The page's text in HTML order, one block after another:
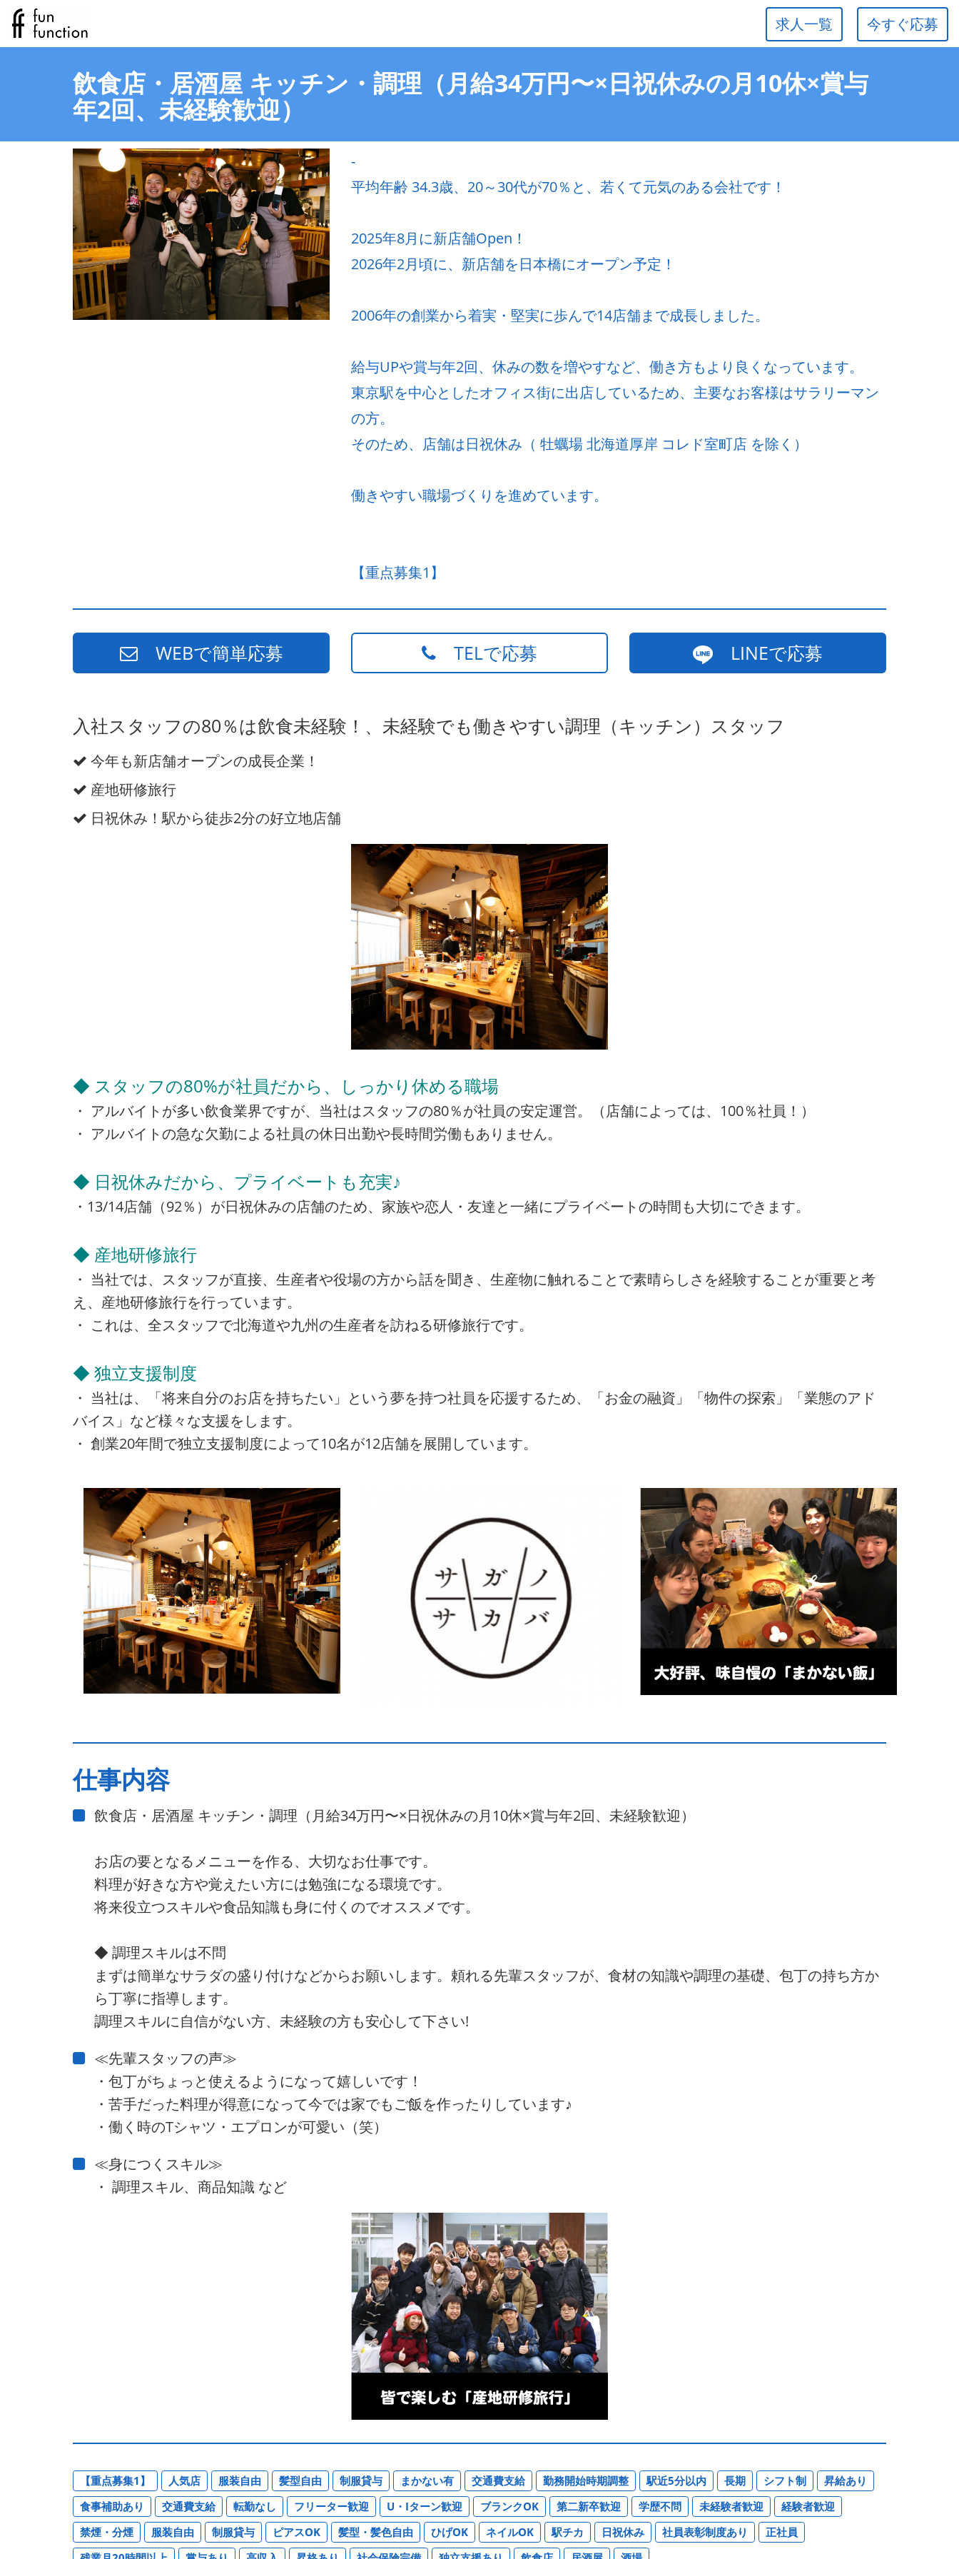
今すぐ応募
求人一覧
飲食店・居酒屋 キッチン・調理（月給34万円〜×日祝休みの月10休×賞与
年2回、未経験歓迎）
-
平均年齢 34.3歳、20～30代が70％と、若くて元気のある会社です！
2025年8月に新店舗Open！
2026年2月頃に、新店舗を日本橋にオープン予定！
2006年の創業から着実・堅実に歩んで14店舗まで成長しました。
給与UPや賞与年2回、休みの数を増やすなど、働き方もより良くなっています。
東京駅を中心としたオフィス街に出店しているため、主要なお客様はサラリーマン
の方。
そのため、店舗は日祝休み（ 牡蠣場 北海道厚岸 コレド室町店 を除く）
働きやすい職場づくりを進めています。
【重点募集1】
WEBで簡単応募 TELで応募 LINEで応募
入社スタッフの80％は飲食未経験！、未経験でも働きやすい調理（キッチン）スタッフ
今年も新店舗オープンの成長企業！
産地研修旅行
日祝休み！駅から徒歩2分の好立地店舗
◆ スタッフの80%が社員だから、しっかり休める職場
・ アルバイトが多い飲食業界ですが、当社はスタッフの80％が社員の安定運営。（店舗によっては、100％社員！）
・ アルバイトの急な欠勤による社員の休日出勤や長時間労働もありません。
◆ 日祝休みだから、プライベートも充実♪
・13/14店舗（92％）が日祝休みの店舗のため、家族や恋人・友達と一緒にプライベートの時間も大切にできます。
◆ 産地研修旅行
・ 当社では、スタッフが直接、生産者や役場の方から話を聞き、生産物に触れることで素晴らしさを経験することが重要と考
え、産地研修旅行を行っています。
・ これは、全スタッフで北海道や九州の生産者を訪ねる研修旅行です。
◆ 独立支援制度
・ 当社は、「将来自分のお店を持ちたい」という夢を持つ社員を応援するため、「お金の融資」「物件の探索」「業態のアド
バイス」など様々な支援をします。
・ 創業20年間で独立支援制度によって10名が12店舗を展開しています。
仕事内容
飲食店・居酒屋 キッチン・調理（月給34万円〜×日祝休みの月10休×賞与年2回、未経験歓迎）
お店の要となるメニューを作る、大切なお仕事です。
料理が好きな方や覚えたい方には勉強になる環境です。
将来役立つスキルや食品知識も身に付くのでオススメです。
◆ 調理スキルは不問
まずは簡単なサラダの盛り付けなどからお願いします。頼れる先輩スタッフが、食材の知識や調理の基礎、包丁の持ち方か
ら丁寧に指導します。
調理スキルに自信がない方、未経験の方も安心して下さい!
≪先輩スタッフの声≫
・包丁がちょっと使えるようになって嬉しいです！
・苦手だった料理が得意になって今では家でもご飯を作ったりしています♪
・働く時のTシャツ・エプロンが可愛い（笑）
≪身につくスキル≫
・ 調理スキル、商品知識 など
【重点募集1】 人気店 服装自由 髪型自由 制服貸与 まかない有 交通費支給 勤務開始時期調整 駅近5分以内 長期 シフト制
昇給あり
食事補助あり
交通費支給 転勤なし フリーター歓迎 U・Iターン歓迎 ブランクOK 第二新卒歓迎 学歴不問 未経験者歓迎
経験者歓迎
禁煙・分煙
服装自由 制服貸与 ピアスOK 髪型・髪色自由 ひげOK ネイルOK 駅チカ 日祝休み 社員表彰制度あり
正社員